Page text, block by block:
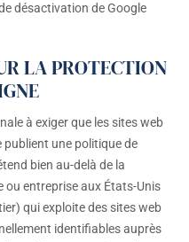
désactivation de Google
LA PROTECTION
à exiger que les sites web
publient une politique de
bien au-delà de la
ou entreprise aux États-Unis
qui exploite des sites web
identifiables auprès